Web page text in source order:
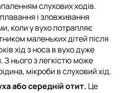
слухових ходів.
і зловживання
коли у вухо потрапляє
маленьких дітей після
хід з носа в вухо дуже
З нього з легкістю може
мікроби в слуховий хід.
або середній отит. Це